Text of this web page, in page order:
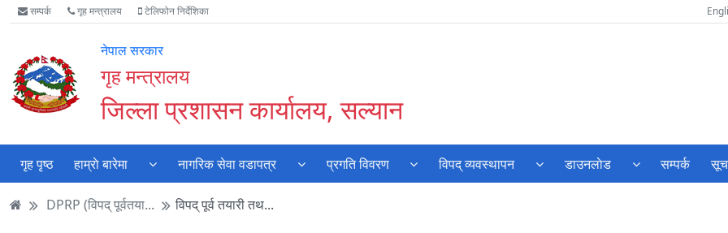
Accessibility
Mode
गर्नुहोस्
मुख्य
सामाग्री
मुख्य
नेभिगेसन
वेबसाइट
खोजमा
सम्पर्क गृह मन्त्रालय टेलिफोन निर्देशिका
नेपाल सरकार
गृह मन्त्रालय
जिल्ला प्रशासन कार्यालय, सल्यान
गृह पृष्ठ हाम्राे बारेमा नागरिक सेवा वडापत्र प्रगति विवरण विपद् व्यवस्थापन डाउनलाेड सम्पर्क
DPRP (विपद् पूर्वतया... विपद् पूर्व तयारी तथ...